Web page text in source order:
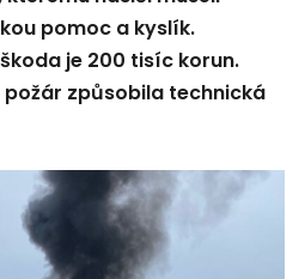
pomoc a kyslík.
je 200 tisíc korun.
způsobila technická